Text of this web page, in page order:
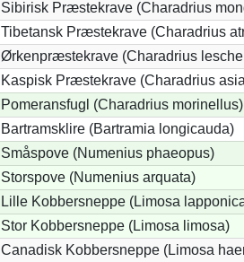
Sibirisk Præstekrave (Charadrius
Tibetansk Præstekrave (Charadrius
Ørkenpræstekrave (Charadrius
Kaspisk Præstekrave (Charadrius
Pomeransfugl (Charadrius morinellus)
Bartramsklire (Bartramia longicauda)
Småspove (Numenius phaeopus)
Storspove (Numenius arquata)
Lille Kobbersneppe (Limosa
Stor Kobbersneppe (Limosa limosa)
Canadisk Kobbersneppe (Limosa